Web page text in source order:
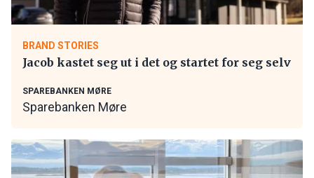
BRAND STORIES
Jacob kastet seg ut i det og startet for seg selv
SPAREBANKEN MØRE
Sparebanken Møre